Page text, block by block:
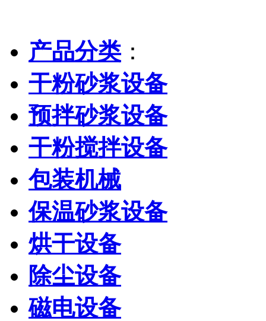
产品分类：
干粉砂浆设备
预拌砂浆设备
干粉搅拌设备
包装机械
保温砂浆设备
烘干设备
除尘设备
磁电设备